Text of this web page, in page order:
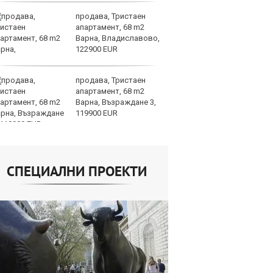
продава, Тристаен
апартамент, 68 m2
Варна, Владиславово,
122900 EUR
продава, Тристаен
апартамент, 68 m2
Варна, Възраждане 3,
119900 EUR
СПЕЦИАЛНИ ПРОЕКТИ